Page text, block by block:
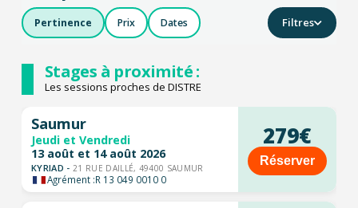
Pertinence Prix Dates Filtres
Stages à proximité :
Les sessions proches de DISTRE
Saumur
Jeudi et Vendredi
13 août et 14 août 2026
KYRIAD - 21 RUE DAILLÉ, 49400 SAUMUR
Agrément :R 13 049 0010 0
279€
Réserver